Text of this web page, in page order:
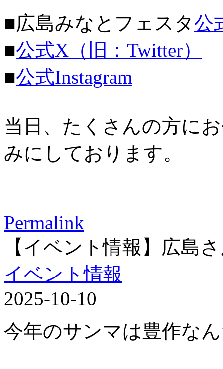
■広島みなとフェスタ公
■公式X（旧：Twitter）
■公式Instagram
当日、たくさんの方に
みにしております。
Permalink
【イベント情報】広島
イベント情報
2025-10-10
今年のサンマは豊作な